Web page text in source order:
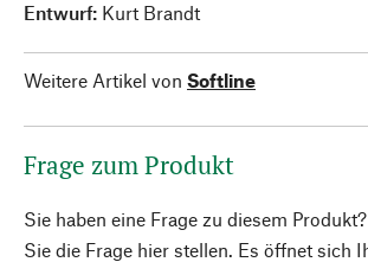
Entwurf: Kurt Brandt
Weitere Artikel von Softline
Frage zum Produkt
Sie haben eine Frage zu diesem
Sie die Frage hier stellen. Es öffnet sich